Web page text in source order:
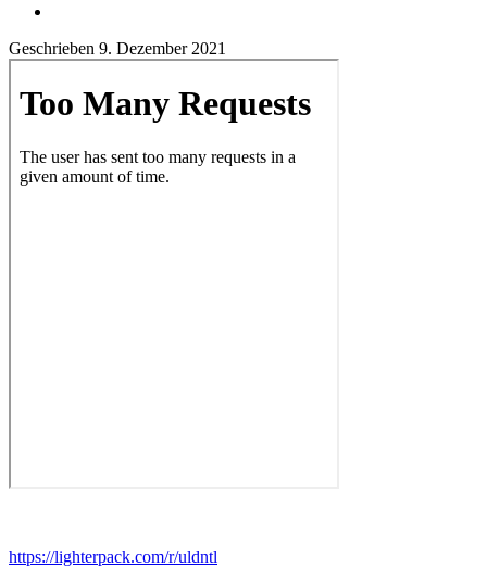
Geschrieben 9. Dezember 2021
https://lighterpack.com/r/uldntl